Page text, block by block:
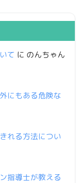
て に のんちゃん
にもある危険な
れる方法につい
指導士が教える